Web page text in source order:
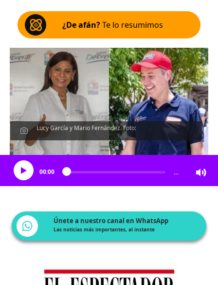
¿De afán?Te lo resumimos
Lucy García y Mario Fernández. Foto:
Escucha el artículo
00:00 …
Únete a nuestro canal en WhatsApp
Las noticias más importantes, al instante